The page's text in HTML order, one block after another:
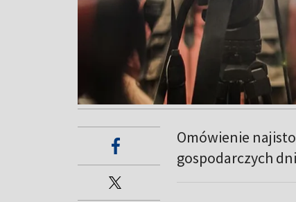
Omówienie
gospodarczych